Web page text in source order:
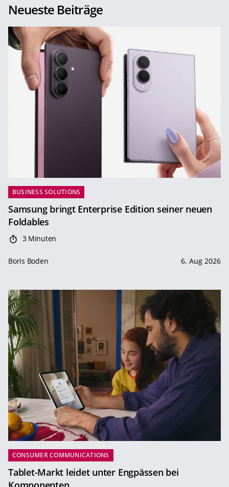
Neueste Beiträge
BUSINESS SOLUTIONS
Samsung bringt Enterprise Edition seiner neuen
Foldables
3 Minuten
Boris Boden 6. Aug 2026
CONSUMER COMMUNICATIONS
Tablet-Markt leidet unter Engpässen bei